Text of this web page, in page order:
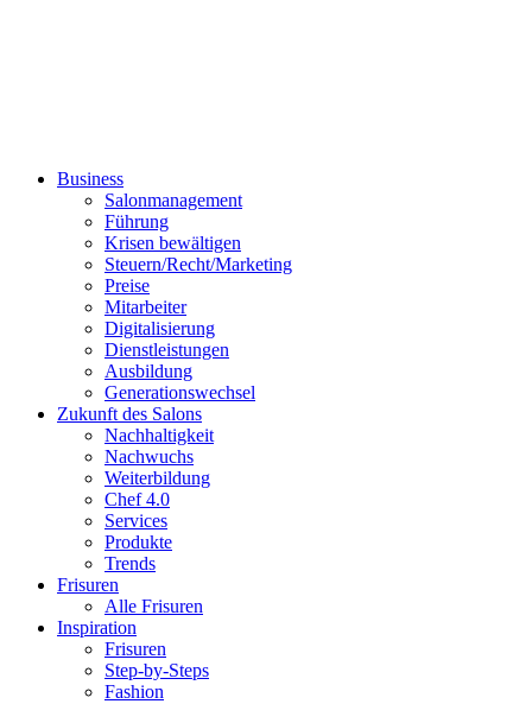
Business
Salonmanagement
Führung
Krisen bewältigen
Steuern/Recht/Marketing
Preise
Mitarbeiter
Digitalisierung
Dienstleistungen
Ausbildung
Generationswechsel
Zukunft des Salons
Nachhaltigkeit
Nachwuchs
Weiterbildung
Chef 4.0
Services
Produkte
Trends
Frisuren
Alle Frisuren
Inspiration
Frisuren
Step-by-Steps
Fashion